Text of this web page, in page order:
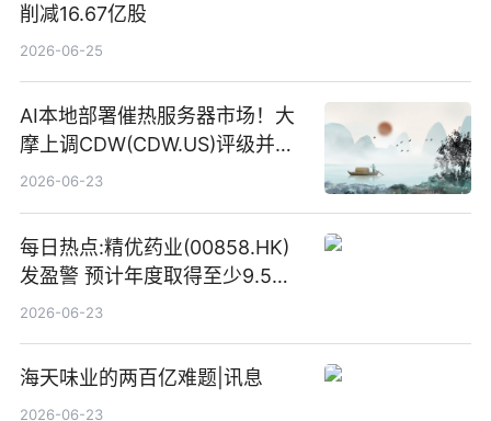
削减16.67亿股
2026-06-25
AI本地部署催热服务器市场！大
摩上调CDW(CDW.US)评级并看
高IBM(IBM.US)戴尔(DELL.US)
2026-06-23
每日热点:精优药业(00858.HK)
发盈警 预计年度取得至少9.5亿
港元的亏损 同比盈转亏
2026-06-23
海天味业的两百亿难题|讯息
2026-06-23